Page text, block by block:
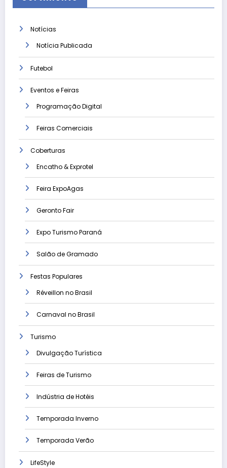
Notícias
Notícia Publicada
Futebol
Eventos e Feiras
Programação Digital
Feiras Comerciais
Coberturas
Encatho & Exprotel
Feira ExpoAgas
Geronto Fair
Expo Turismo Paraná
Salão de Gramado
Festas Populares
Réveillon no Brasil
Carnaval no Brasil
Turismo
Divulgação Turística
Feiras de Turismo
Indústria de Hotéis
Temporada Inverno
Temporada Verão
LifeStyle